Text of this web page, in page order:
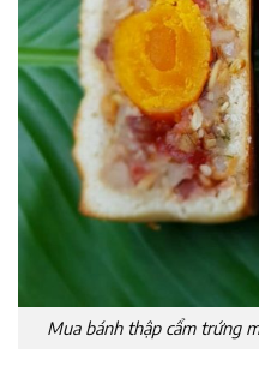
Mua bánh thập cẩm trứng